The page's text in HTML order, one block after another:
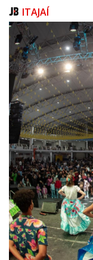
A rotina do casal inclui
entrega do queijo
produção em formato
identificação regional.
e alto padrão sanitário.
“O nosso projeto era
um espaço adequado
crescer sem ter que
cresceu. Hoje, a
no World Cheese
Serramar, além de
“Quando eu
passei para 100 e
chegou num ponto
consigo aumentar a
pouco assustadora
Empreendedorismo em
Com a expansão do
como um dos
e fortalecendo a
de que o ritmo de
impulsionado por
regularização de
ITAJAÍ